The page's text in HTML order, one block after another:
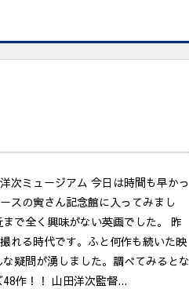
次ミュージアム 今日は時間も早かっ
スの寅さん記念館に入ってみまし
で全く興味がない英画でした。 昨
れる時代です。ふと何作も続いた映
疑問が湧しました。調べてみるとな
作！！ 山田洋次監督...